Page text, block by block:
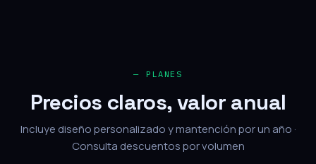
— PLANES
Precios claros, valor anual
Incluye diseño personalizado y mantención por un año ·
Consulta descuentos por volumen